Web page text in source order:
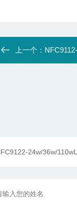
上一个：